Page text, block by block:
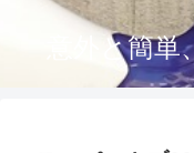
意外と簡